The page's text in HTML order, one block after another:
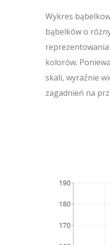
Wykres
bąbelków o
kolorów.
skali, wyraźnie
zagadnień na